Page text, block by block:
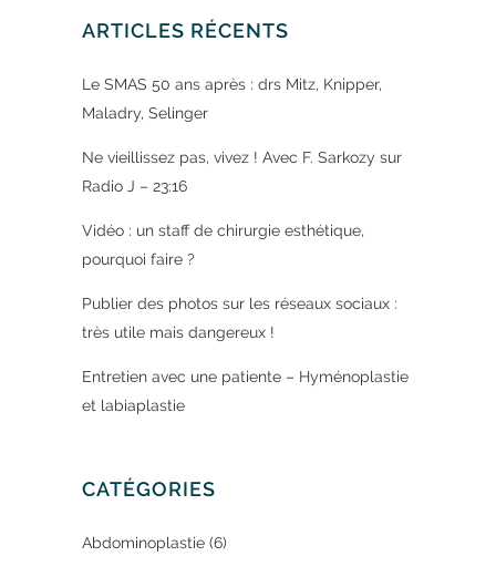
ARTICLES RÉCENTS
Le SMAS 50 ans après : drs Mitz, Knipper,
Maladry, Selinger
Ne vieillissez pas, vivez ! Avec F. Sarkozy sur
Radio J – 23:16
Vidéo : un staff de chirurgie esthétique,
pourquoi faire ?
Publier des photos sur les réseaux sociaux :
très utile mais dangereux !
Entretien avec une patiente – Hyménoplastie
et labiaplastie
CATÉGORIES
Abdominoplastie (6)